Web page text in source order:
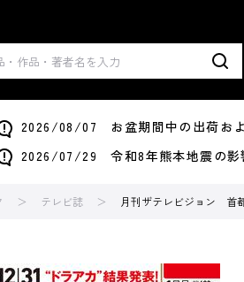
2026/08/07 お盆期間中の出荷お
2026/07/29 令和8年熊本地震の影
テレビ誌 月刊ザテレビジョン 首